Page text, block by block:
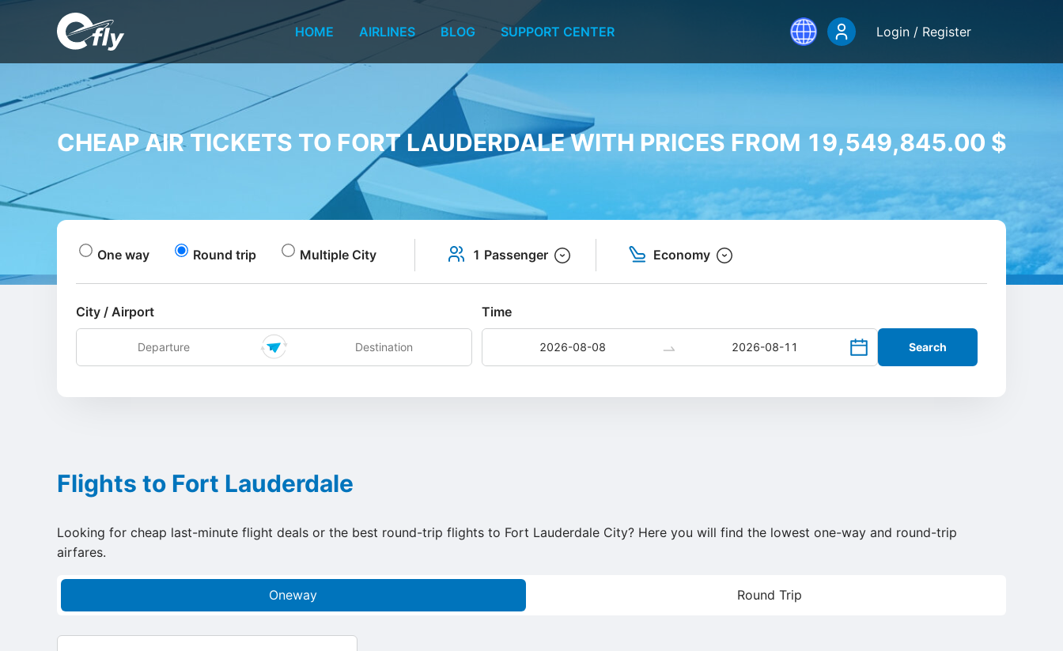
HOME AIRLINES BLOG SUPPORT CENTER Login / Register
CHEAP AIR TICKETS TO FORT LAUDERDALE WITH PRICES FROM 19,549,845.00 $
One way Round trip Multiple City 1 Passenger Economy
City / Airport Time
Search
Flights to Fort Lauderdale
Looking for cheap last-minute flight deals or the best round-trip flights to Fort Lauderdale City? Here you will find the lowest one-way and round-trip
airfares.
Oneway Round Trip